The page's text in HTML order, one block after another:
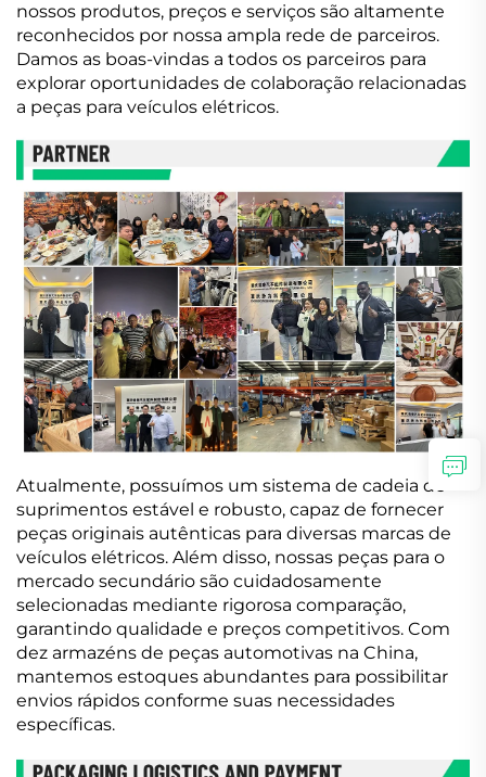
nossos produtos, preços e serviços são altamente
reconhecidos por nossa ampla rede de parceiros.
Damos as boas-vindas a todos os parceiros para
explorar oportunidades de colaboração relacionadas
a peças para veículos elétricos.
Atualmente, possuímos um sistema de cadeia de
suprimentos estável e robusto, capaz de fornecer
peças originais autênticas para diversas marcas de
veículos elétricos. Além disso, nossas peças para o
mercado secundário são cuidadosamente
selecionadas mediante rigorosa comparação,
garantindo qualidade e preços competitivos. Com
dez armazéns de peças automotivas na China,
mantemos estoques abundantes para possibilitar
envios rápidos conforme suas necessidades
específicas.